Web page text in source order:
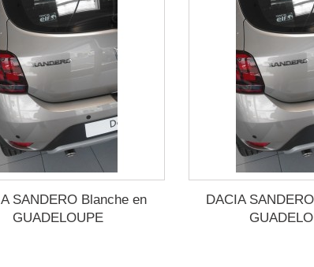
SANDERO Blanche en
GUADELOUPE
DACIA